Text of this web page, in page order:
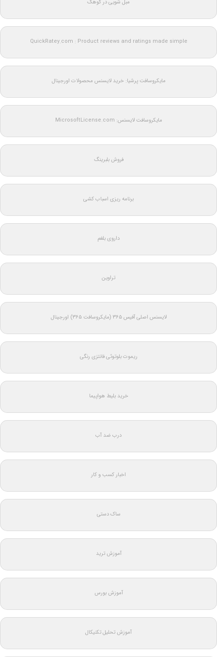
مبل شویی در کوهک
QuickRatey.com : Product reviews and ratings made simple
مایکروسافت پرشیا: خرید لایسنس محصولات اورجینال
مایکروسافت لایسنس: MicrosoftLicense.com
فروش بلبرینگ
برنامه ریزی اسباب کشی
داروی بلغم
تراوین
لایسنس اصلی آفیس ۳۶۵ (مایکروسافت ۳۶۵) اورجینال
ریموت بلوتوثی فانتزی رنگی
خرید بلیط هواپیما
درب ضد آب
اخبار کسب و کار
ساک دستی
آموزش ترید
آموزش بورس
آموزش تحلیل تکنیکال